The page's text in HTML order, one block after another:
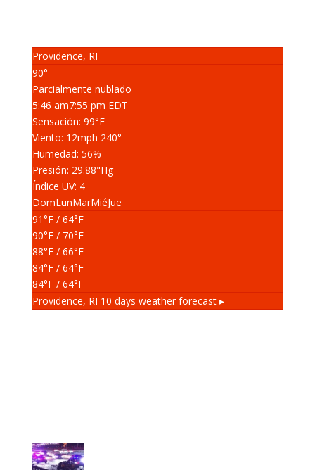
Providence, RI
90°
Parcialmente nublado
5:46 am7:55 pm EDT
Sensación: 99°F
Viento: 12mph 240°
Humedad: 56%
Presión: 29.88"Hg
Índice UV: 4
DomLunMarMiéJue
91°F/ 64°F
90°F/ 70°F
88°F/ 66°F
84°F/ 64°F
84°F/ 64°F
Providence, RI 10 days weather forecast ▸